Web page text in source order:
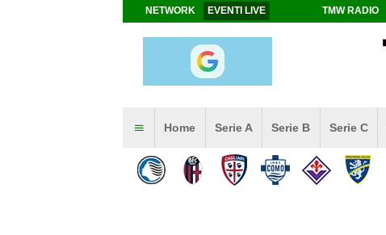
NETWORK EVENTI LIVE TMW RADIO
Home Serie A Serie B Serie C